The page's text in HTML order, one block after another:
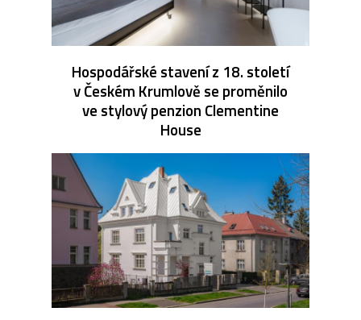
Hospodářské stavení z 18. století
v Českém Krumlově se proměnilo
ve stylový penzion Clementine
House